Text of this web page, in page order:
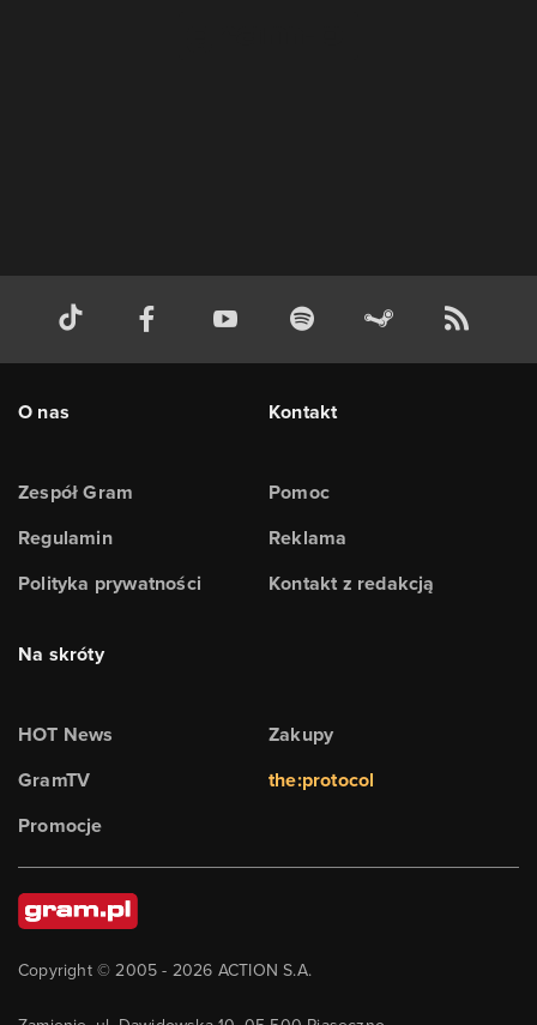
O nas
Zespół Gram
Regulamin
Polityka prywatności
Kontakt
Pomoc
Reklama
Kontakt z redakcją
Na skróty
HOT News
GramTV
Promocje
Zakupy
the:protocol
Copyright © 2005 - 2026 ACTION S.A.